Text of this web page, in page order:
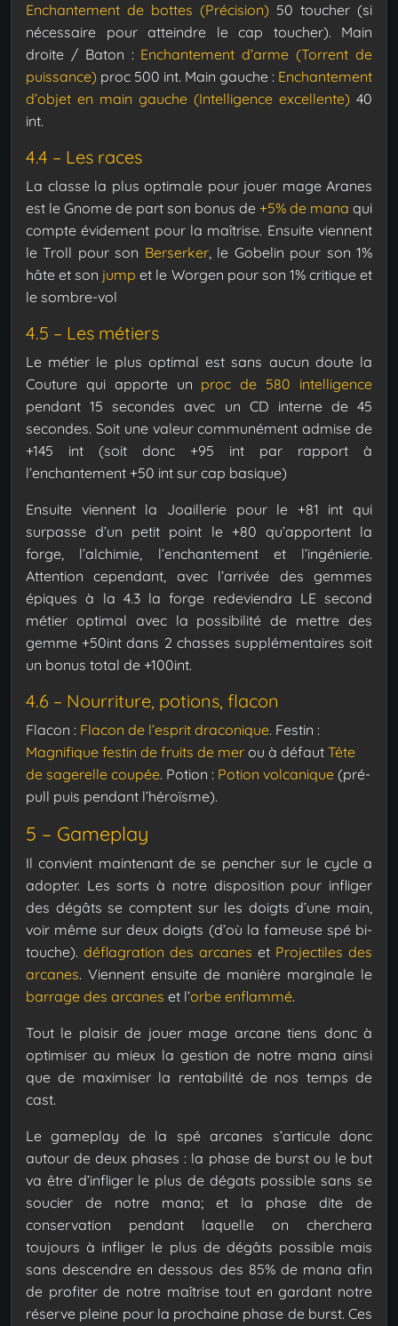
Enchantement de bottes (Précision) 50 toucher (si
nécessaire pour atteindre le cap toucher). Main
droite / Baton : Enchantement d’arme (Torrent de
puissance) proc 500 int. Main gauche : Enchantement
d’objet en main gauche (Intelligence excellente) 40
int.
4.4 – Les races
La classe la plus optimale pour jouer mage Aranes
est le Gnome de part son bonus de +5% de mana qui
compte évidement pour la maîtrise. Ensuite viennent
le Troll pour son Berserker, le Gobelin pour son 1%
hâte et son jump et le Worgen pour son 1% critique et
le sombre-vol
4.5 – Les métiers
Le métier le plus optimal est sans aucun doute la
Couture qui apporte un proc de 580 intelligence
pendant 15 secondes avec un CD interne de 45
secondes. Soit une valeur communément admise de
+145 int (soit donc +95 int par rapport à
l’enchantement +50 int sur cap basique)
Ensuite viennent la Joaillerie pour le +81 int qui
surpasse d’un petit point le +80 qu’apportent la
forge, l’alchimie, l’enchantement et l’ingénierie.
Attention cependant, avec l’arrivée des gemmes
épiques à la 4.3 la forge redeviendra LE second
métier optimal avec la possibilité de mettre des
gemme +50int dans 2 chasses supplémentaires soit
un bonus total de +100int.
4.6 – Nourriture, potions, flacon
Flacon : Flacon de l’esprit draconique. Festin :
Magnifique festin de fruits de mer ou à défaut Tête
de sagerelle coupée. Potion : Potion volcanique (pré-
pull puis pendant l’héroïsme).
5 – Gameplay
Il convient maintenant de se pencher sur le cycle a
adopter. Les sorts à notre disposition pour infliger
des dégâts se comptent sur les doigts d’une main,
voir même sur deux doigts (d’où la fameuse spé bi-
touche). déflagration des arcanes et Projectiles des
arcanes. Viennent ensuite de manière marginale le
barrage des arcanes et l’orbe enflammé.
Tout le plaisir de jouer mage arcane tiens donc à
optimiser au mieux la gestion de notre mana ainsi
que de maximiser la rentabilité de nos temps de
cast.
Le gameplay de la spé arcanes s’articule donc
autour de deux phases : la phase de burst ou le but
va être d’infliger le plus de dégats possible sans se
soucier de notre mana; et la phase dite de
conservation pendant laquelle on cherchera
toujours à infliger le plus de dégâts possible mais
sans descendre en dessous des 85% de mana afin
de profiter de notre maîtrise tout en gardant notre
réserve pleine pour la prochaine phase de burst. Ces